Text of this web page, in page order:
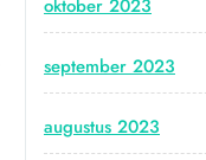
oktober 2023
september 2023
augustus 2023